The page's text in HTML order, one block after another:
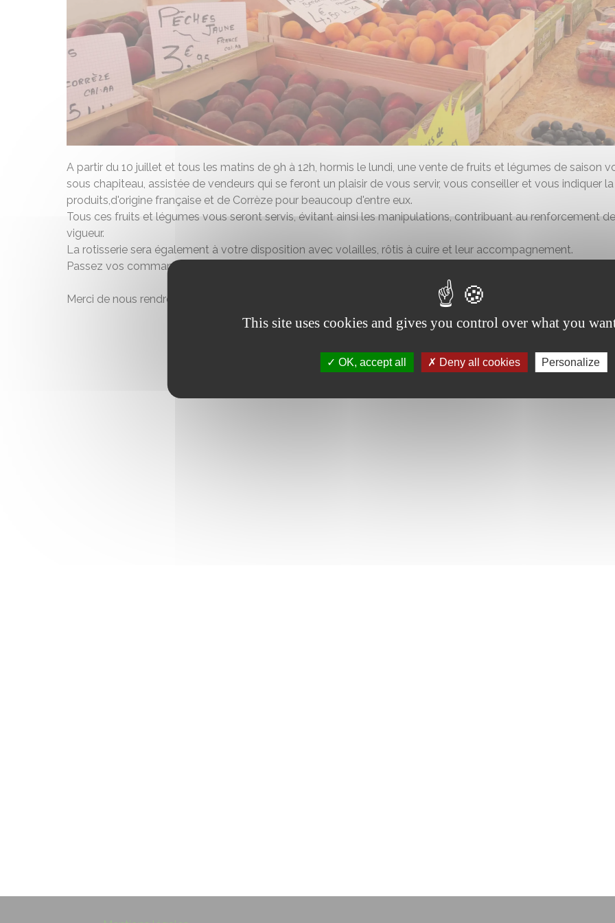
A partir du 10 juillet et tous les matins de 9h à 12h, hormis le lundi, une vente de fruits et légumes de saison
sous chapiteau, assistée de vendeurs qui se feront un plaisir de vous servir, vous conseiller et vous indiquer
produits,d'origine française et de Corrèze pour beaucoup d'entre eux.
Tous ces fruits et légumes vous seront servis, évitant ainsi les manipulations, contribuant au renforcement
vigueur.
La rotisserie sera également à votre disposition avec volailles, rôtis à cuire et leur accompagnement.
Passez vos commandes afin d'être mieux servis.
Merci de nous rendre visite, le meilleur accueil vous sera réservé.
This site uses cookies and gives you control over what you
OK, accept all Deny all cookies Personalize